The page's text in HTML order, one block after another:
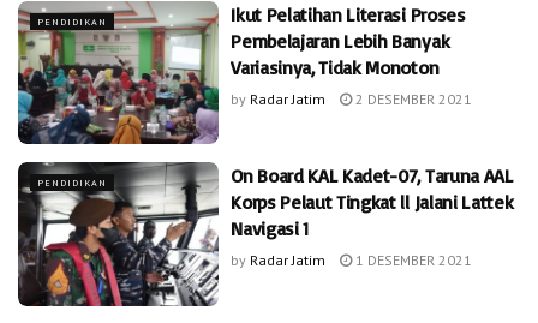
PENDIDIKAN
Ikut Pelatihan Literasi Proses
Pembelajaran Lebih Banyak
Variasinya, Tidak Monoton
by Radar Jatim 2 DESEMBER 2021
PENDIDIKAN
On Board KAL Kadet-07, Taruna AAL
Korps Pelaut Tingkat ll Jalani Lattek
Navigasi 1
by Radar Jatim 1 DESEMBER 2021